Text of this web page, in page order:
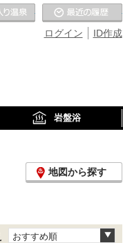
ID作成
ログイン
お気に入りの温泉
岩盤浴
地図から探す
おすすめ順